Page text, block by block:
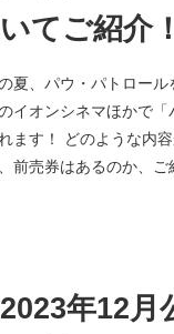
いてご紹介！
夏、パウ・パトロー
イオンシネマほかで
ます！ どのような内
前売券はあるのか、ご
2023年12月